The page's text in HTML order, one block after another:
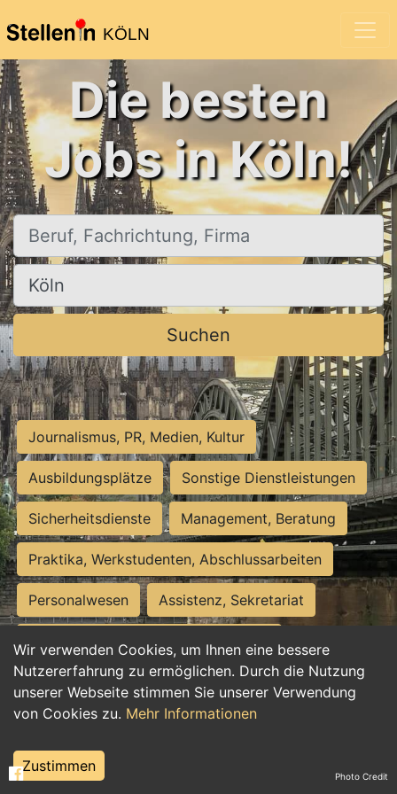
KÖLN
Wir verwenden Cookies, um Ihnen eine bessere
Nutzererfahrung zu ermöglichen. Durch die Nutzung
unserer Webseite stimmen Sie unserer Verwendung
von Cookies zu. Mehr Informationen
Zustimmen
Die besten
Jobs in Köln!
Beruf, Fachrichtung, Firma
Ort, Stadt
Suchen
Journalismus, PR, Medien, Kultur
Ausbildungsplätze Sonstige Dienstleistungen
Sicherheitsdienste Management, Beratung
Praktika, Werkstudenten, Abschlussarbeiten
Personalwesen Assistenz, Sekretariat
Hilfskräfte, Aushilfs- und Nebenjobs
Einkauf, Logistik, Materialwirtschaft
Weiterbildung, Studium, duale Ausbildung
Tourismus
Photo Credit